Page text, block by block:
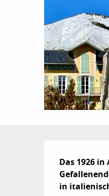
Das 1926
in